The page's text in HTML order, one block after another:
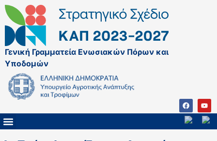
Γενική Γραμματεία Ενωσιακών Πόρων και
Υποδομών